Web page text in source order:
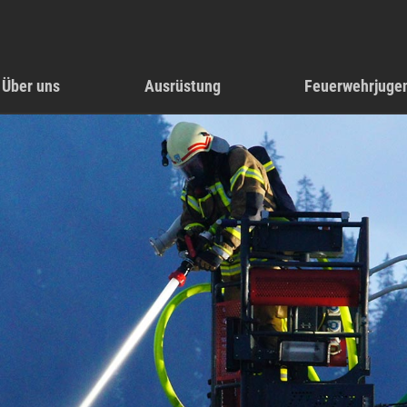
Über uns Ausrüstung